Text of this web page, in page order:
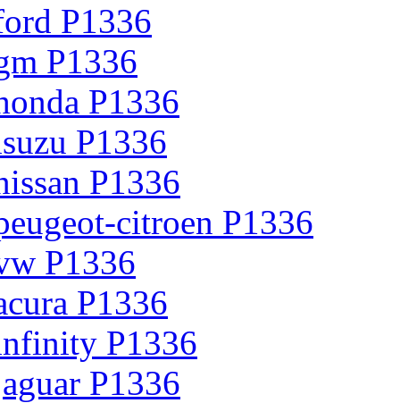
P1336
P1336
P1336
P1336
P1336
citroen P1336
P1336
P1336
P1336
P1336